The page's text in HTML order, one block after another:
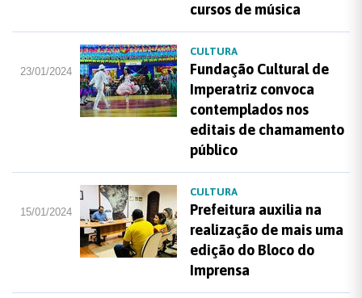
cursos de música
23/01/2024
CULTURA
Fundação Cultural de
Imperatriz convoca
contemplados nos
editais de chamamento
público
15/01/2024
CULTURA
Prefeitura auxilia na
realização de mais uma
edição do Bloco do
Imprensa